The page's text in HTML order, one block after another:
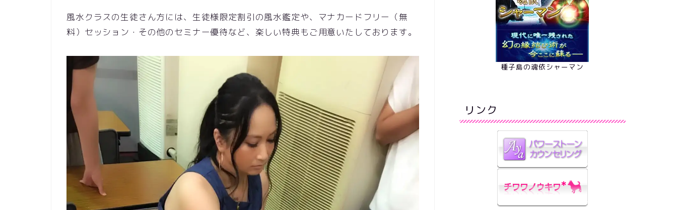
風水クラスの生徒さん方には、生徒様限定割引の風水鑑定や、マナカー ドフリー（無
料）セッション・その他のセミナー優待など、楽しい特典もご用意いたしております。
種子島の魂依シャーマン
リンク